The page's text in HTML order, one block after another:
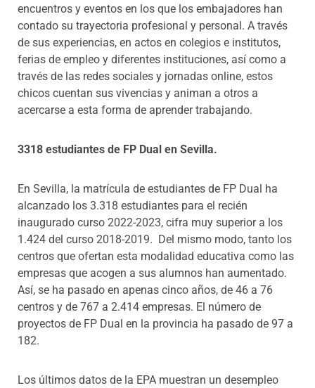
encuentros y eventos en los que los embajadores han
contado su trayectoria profesional y personal. A través
de sus experiencias, en actos en colegios e institutos,
ferias de empleo y diferentes instituciones, así como a
través de las redes sociales y jornadas online, estos
chicos cuentan sus vivencias y animan a otros a
acercarse a esta forma de aprender trabajando.
3318 estudiantes de FP Dual en Sevilla.
En Sevilla, la matrícula de estudiantes de FP Dual ha
alcanzado los 3.318 estudiantes para el recién
inaugurado curso 2022-2023, cifra muy superior a los
1.424 del curso 2018-2019. Del mismo modo, tanto los
centros que ofertan esta modalidad educativa como las
empresas que acogen a sus alumnos han aumentado.
Así, se ha pasado en apenas cinco años, de 46 a 76
centros y de 767 a 2.414 empresas. El número de
proyectos de FP Dual en la provincia ha pasado de 97 a
182.
Los últimos datos de la EPA muestran un desempleo